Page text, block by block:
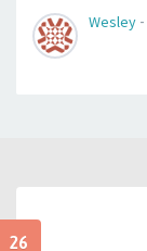
Wesley -
26